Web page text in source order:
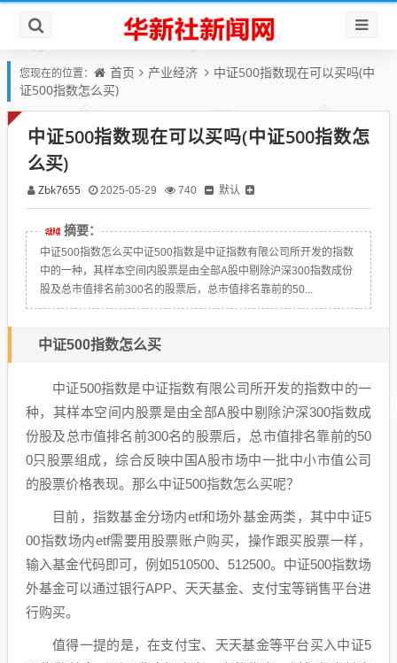
您现在的位置： 首页 产业经济
中证500指数现在可以买吗(中
证500指数怎么买)
中证500指数现在可以买吗(中证500指数怎
么买)
Zbk7655 2025-05-29 740 默认
摘要：
中证500指数怎么买中证500指数是中证指数有限公司所开发的指数
中的一种，其样本空间内股票是由全部A股中剔除沪深300指数成份
股及总市值排名前300名的股票后，总市值排名靠前的50...
中证500指数怎么买
中证500指数是中证指数有限公司所开发的指数中的一
种，其样本空间内股票是由全部A股中剔除沪深300指数成
份股及总市值排名前300名的股票后，总市值排名靠前的50
0只股票组成，综合反映中国A股市场中一批中小市值公司
的股票价格表现。那么中证500指数怎么买呢？
目前，指数基金分场内etf和场外基金两类，其中中证5
00指数场内etf需要用股票账户购买，操作跟买股票一样，
输入基金代码即可，例如510500、512500。中证500指数场
外基金可以通过银行APP、天天基金、支付宝等销售平台进
行购买。
值得一提的是，在支付宝、天天基金等平台买入中证5